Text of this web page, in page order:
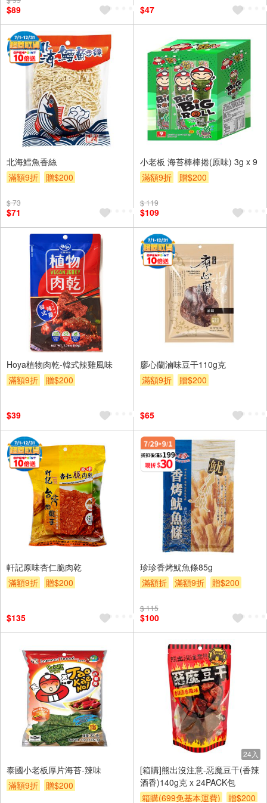
$89 $47
北海鱈魚香絲
滿額9折
贈$200
$ 73
$71
小老板 海苔棒棒捲(原味) 3g x 9
滿額9折
贈$200
$ 119
$109
Hoya植物肉乾-韓式辣雞風味
滿額9折
贈$200
$39
廖心蘭滷味豆干110g克
滿額9折
贈$200
$65
軒記原味杏仁脆肉乾
滿額9折
贈$200
$135
珍珍香烤魷魚條85g
滿額折
滿額9折 贈$200
$ 115
$100
泰國小老板厚片海苔-辣味
滿額9折
贈$200
24入
[箱購]熊出沒注意-惡魔豆干(香辣
酒香)140g克 x 24PACK包
箱購(699免基本運費)
贈$200